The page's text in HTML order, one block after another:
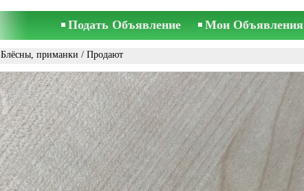
Подать Объявление Мои Объявления
Блёсны, приманки / Продают